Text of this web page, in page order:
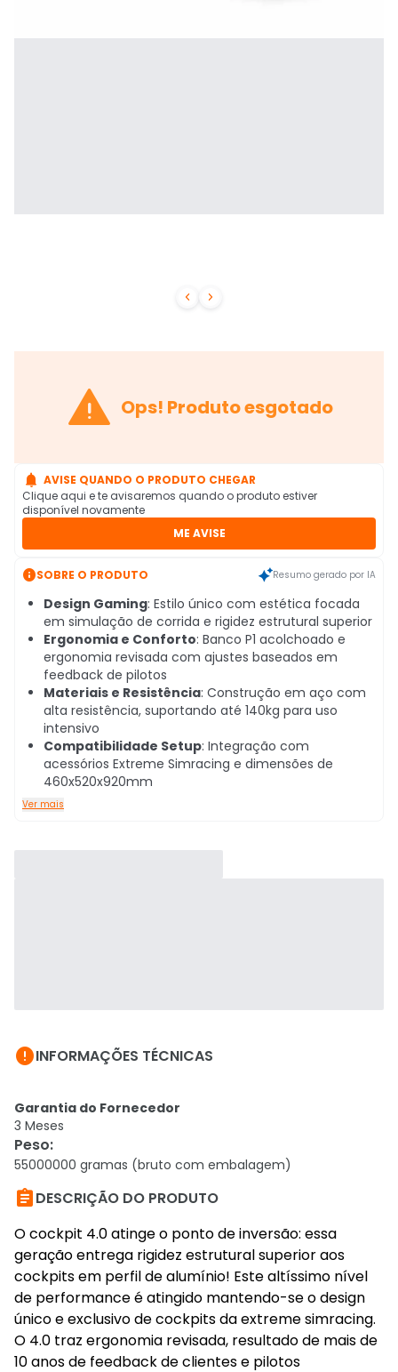
 
 Ops! Produto esgotado
 AVISE QUANDO O PRODUTO CHEGAR
Clique aqui e te avisaremos quando o produto estiver
disponível novamente
ME AVISE
SOBRE O PRODUTO Resumo gerado por IA
Design Gaming: Estilo único com estética focada
em simulação de corrida e rigidez estrutural superior
Ergonomia e Conforto: Banco P1 acolchoado e
ergonomia revisada com ajustes baseados em
feedback de pilotos
Materiais e Resistência: Construção em aço com
alta resistência, suportando até 140kg para uso
intensivo
Compatibilidade Setup: Integração com
acessórios Extreme Simracing e dimensões de
460x520x920mm
Ver mais
INFORMAÇÕES TÉCNICAS
Garantia do Fornecedor
3 Meses
Peso:
55000000 gramas (bruto com embalagem)
DESCRIÇÃO DO PRODUTO
O cockpit 4.0 atinge o ponto de inversão: essa
geração entrega rigidez estrutural superior aos
cockpits em perfil de alumínio! Este altíssimo nível
de performance é atingido mantendo-se o design
único e exclusivo de cockpits da extreme simracing.
O 4.0 traz ergonomia revisada, resultado de mais de
10 anos de feedback de clientes e pilotos